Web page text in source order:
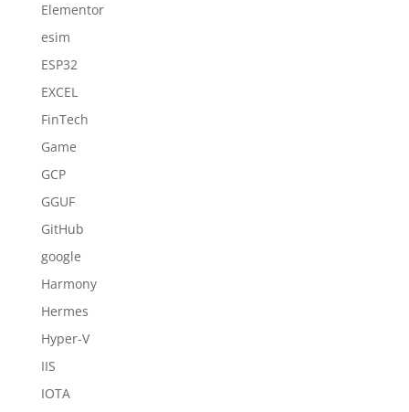
Elementor
esim
ESP32
EXCEL
FinTech
Game
GCP
GGUF
GitHub
google
Harmony
Hermes
Hyper-V
IIS
IOTA